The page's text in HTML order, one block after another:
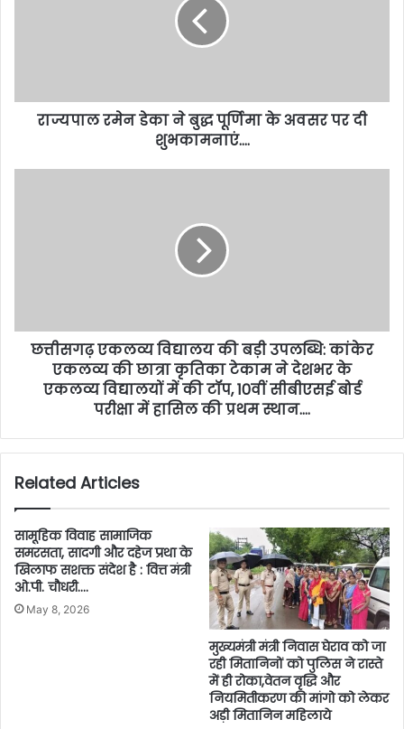
राज्यपाल रमेन डेका ने बुद्ध पूर्णिमा के अवसर पर दी
शुभकामनाएं….
छत्तीसगढ़ एकलव्य विद्यालय की बड़ी उपलब्धि: कांकेर
एकलव्य की छात्रा कृतिका टेकाम ने देशभर के
एकलव्य विद्यालयों में की टॉप, 10वीं सीबीएसई बोर्ड
परीक्षा में हासिल की प्रथम स्थान….
Related Articles
सामूहिक विवाह सामाजिक
समरसता, सादगी और दहेज प्रथा के
खिलाफ सशक्त संदेश है : वित्त मंत्री
ओ.पी. चौधरी….
May 8, 2026
मुख्यमंत्री मंत्री निवास घेराव को जा
रही मितानिनों को पुलिस ने रास्ते
में ही रोका,वेतन वृद्धि और
नियमितीकरण की मांगो को लेकर
अड़ी मितानिन महिलाये